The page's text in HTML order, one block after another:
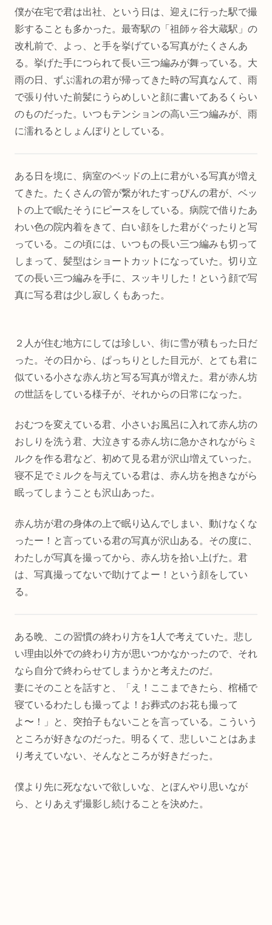
僕が在宅で君は出社、という日は、迎えに行った駅で撮
影することも多かった。最寄駅の「祖師ヶ谷大蔵駅」の
改札前で、よっ、と手を挙げている写真がたくさんあ
る。挙げた手につられて長い三つ編みが舞っている。大
雨の日、ずぶ濡れの君が帰ってきた時の写真なんて、雨
で張り付いた前髪にうらめしいと顔に書いてあるくらい
のものだった。いつもテンションの高い三つ編みが、雨
に濡れるとしょんぼりとしている。
ある日を境に、病室のベッドの上に君がいる写真が増え
てきた。たくさんの管が繋がれたすっぴんの君が、ベッ
トの上で眠たそうにピースをしている。病院で借りたあ
わい色の院内着をきて、白い顔をした君がぐったりと写
っている。この頃には、いつもの長い三つ編みも切って
しまって、髪型はショートカットになっていた。切り立
ての長い三つ編みを手に、スッキリした！という顔で写
真に写る君は少し寂しくもあった。
２人が住む地方にしては珍しい、街に雪が積もった日だ
った。その日から、ぱっちりとした目元が、とても君に
似ている小さな赤ん坊と写る写真が増えた。君が赤ん坊
の世話をしている様子が、それからの日常になった。
おむつを変えている君、小さいお風呂に入れて赤ん坊の
おしりを洗う君、大泣きする赤ん坊に急かされながらミ
ルクを作る君など、初めて見る君が沢山増えていった。
寝不足でミルクを与えている君は、赤ん坊を抱きながら
眠ってしまうことも沢山あった。
赤ん坊が君の身体の上で眠り込んでしまい、動けなくな
ったー！と言っている君の写真が沢山ある。その度に、
わたしが写真を撮ってから、赤ん坊を拾い上げた。君
は、写真撮ってないで助けてよー！という顔をしてい
る。
ある晩、この習慣の終わり方を1人で考えていた。悲し
い理由以外での終わり方が思いつかなかったので、それ
なら自分で終わらせてしまうかと考えたのだ。
妻にそのことを話すと、「え！ここまできたら、棺桶で
寝ているわたしも撮ってよ！お葬式のお花も撮って
よ〜！」と、突拍子もないことを言っている。こういう
ところが好きなのだった。明るくて、悲しいことはあま
り考えていない、そんなところが好きだった。
僕より先に死なないで欲しいな、とぼんやり思いなが
ら、とりあえず撮影し続けることを決めた。